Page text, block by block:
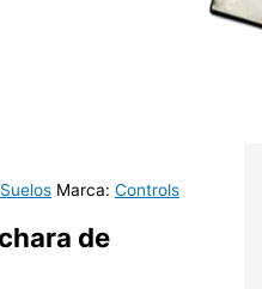
Suelos Marca: Controls
de